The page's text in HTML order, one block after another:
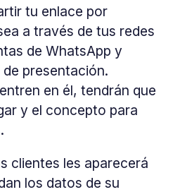
tu enlace por
a través de tus redes
de WhatsApp y
presentación.
en él, tendrán que
y el concepto para
clientes les aparecerá
los datos de su